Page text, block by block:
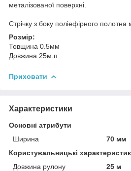
металізованої поверхні.
Стрічку з боку поліефірного
Розмір:
Товщина 0.5мм
Довжина 25м.п
Приховати
Характеристики
Основні атрибути
Ширина
70 мм
Користувальницькі
Довжина рулону
25 м